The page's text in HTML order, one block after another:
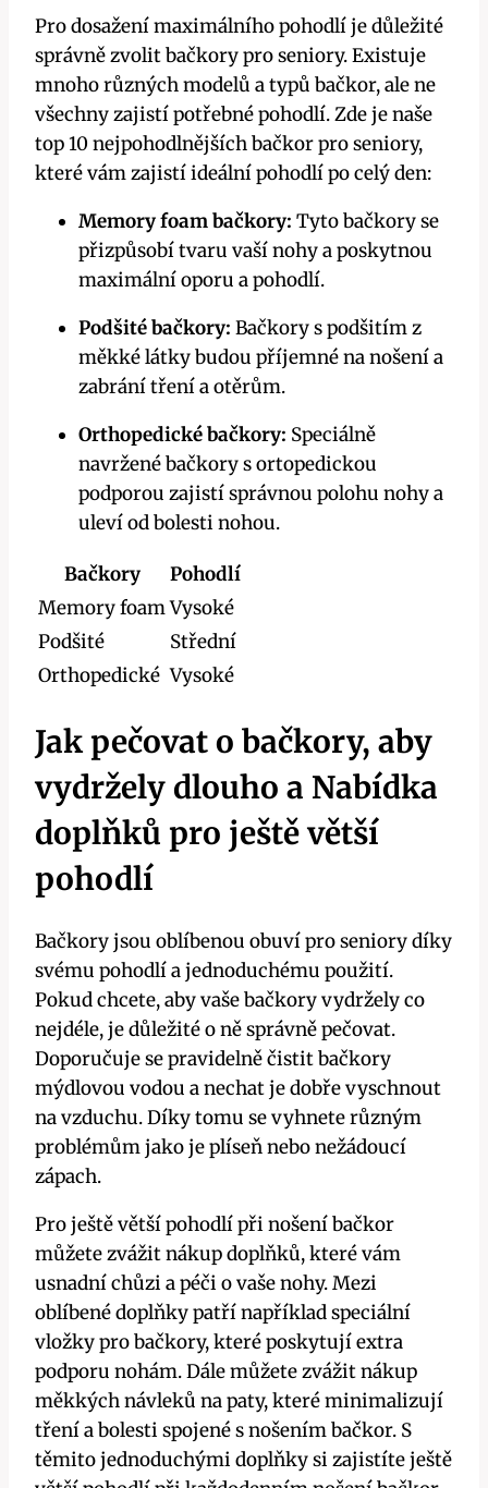
Pro dosažení maximálního pohodlí je důležité
správně zvolit bačkory pro seniory. Existuje
mnoho různých modelů a typů bačkor, ale ne
všechny zajistí potřebné pohodlí. Zde je naše
top 10 nejpohodlnějších bačkor pro seniory,
které vám zajistí ideální pohodlí po celý den:
Memory foam bačkory: Tyto bačkory se
přizpůsobí tvaru vaší nohy a poskytnou
maximální oporu a pohodlí.
Podšité bačkory: Bačkory s podšitím z
měkké látky budou příjemné na nošení a
zabrání tření a otěrům.
Orthopedické bačkory: Speciálně
navržené bačkory s ortopedickou
podporou zajistí správnou polohu nohy a
uleví od bolesti nohou.
Bačkory
Pohodlí
Memory foamVysoké
Podšité
Střední
Orthopedické Vysoké
Jak pečovat o bačkory, aby
vydržely dlouho a Nabídka
doplňků pro ještě větší
pohodlí
Bačkory jsou oblíbenou obuví pro seniory díky
svému pohodlí a jednoduchému použití.
Pokud chcete, aby vaše bačkory vydržely co
nejdéle, je důležité o ně správně pečovat.
Doporučuje se pravidelně čistit bačkory
mýdlovou vodou a nechat je dobře vyschnout
na vzduchu. Díky tomu se vyhnete různým
problémům jako je plíseň nebo nežádoucí
zápach.
Pro ještě větší pohodlí při nošení bačkor
můžete zvážit nákup doplňků, které vám
usnadní chůzi a péči o vaše nohy. Mezi
oblíbené doplňky patří například speciální
vložky pro bačkory, které poskytují extra
podporu nohám. Dále můžete zvážit nákup
měkkých návleků na paty, které minimalizují
tření a bolesti spojené s nošením bačkor. S
těmito jednoduchými doplňky si zajistíte ještě